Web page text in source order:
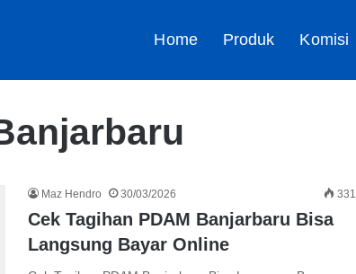
Home Produk Komisi
Maz Hendro 30/03/2026 331
Cek Tagihan PDAM Banjarbaru Bisa
Langsung Bayar Online